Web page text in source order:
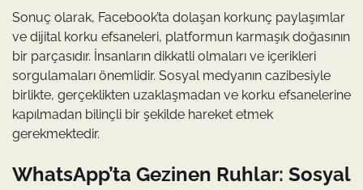
Sonuç olarak, Facebook’ta dolaşan korkunç paylaşımlar
ve dijital korku efsaneleri, platformun karmaşık doğasının
bir parçasıdır. İnsanların dikkatli olmaları ve içerikleri
sorgulamaları önemlidir. Sosyal medyanın cazibesiyle
birlikte, gerçeklikten uzaklaşmadan ve korku efsanelerine
kapılmadan bilinçli bir şekilde hareket etmek
gerekmektedir.
WhatsApp’ta Gezinen Ruhlar: Sosyal